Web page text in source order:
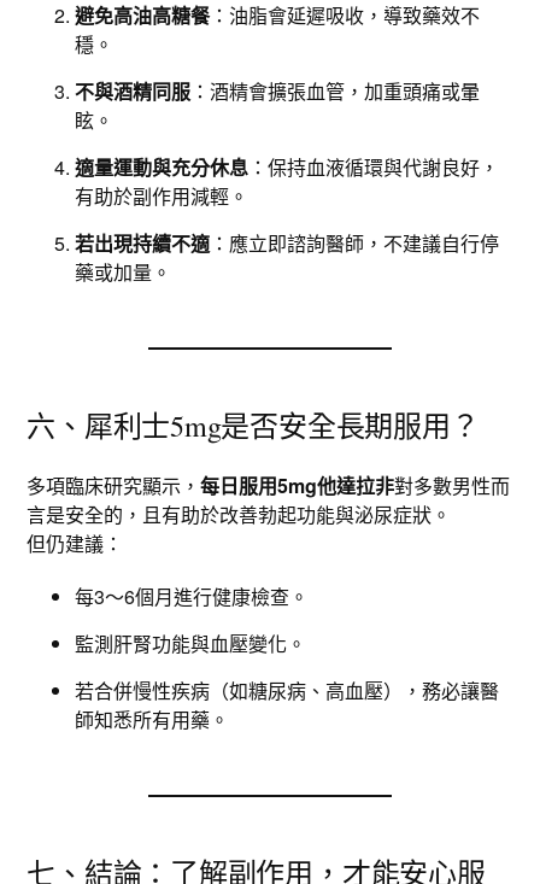
避免高油高糖餐：油脂會延遲吸收，導致藥效不
穩。
不與酒精同服 ：酒精會擴張血管，加重頭痛或暈
眩。
適量運動與充分休息 ：保持血液循環與代謝良好，
有助於副作用減輕。
若出現持續不適 ：應立即諮詢醫師，不建議自行停
藥或加量。
六、犀利士5mg是否安全長期服用？
多項臨床研究顯示，每日服用5mg他達拉非對多數男性而
言是安全的，且有助於改善勃起功能與泌尿症狀。
但仍建議：
每3～6個月進行健康檢查。
監測肝腎功能與血壓變化。
若合併慢性疾病（如糖尿病、高血壓），務必讓醫
師知悉所有用藥。
七、結論：了解副作用，才能安心服